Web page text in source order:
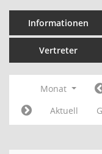
Informationen
Vertreter
Monat
Aktuell